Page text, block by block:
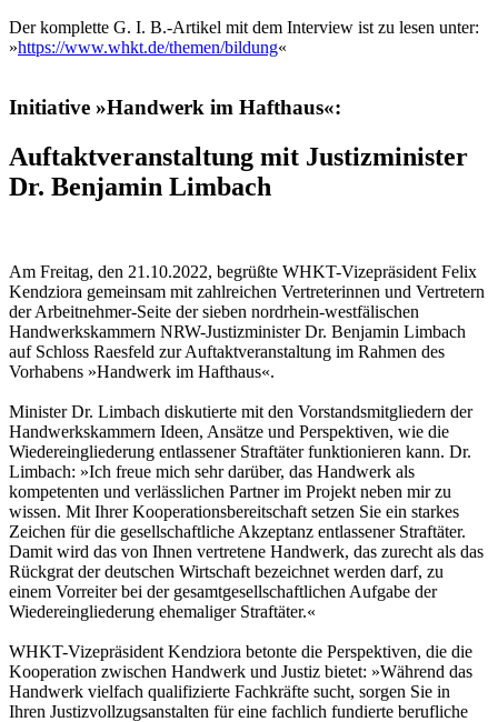
Der komplette G. I. B.-Artikel mit dem Interview ist zu lesen unter:
»https://www.whkt.de/themen/bildung«
Initiative »Handwerk im Hafthaus«:
Auftaktveranstaltung mit Justizminister
Dr. Benjamin Limbach
Am Freitag, den 21.10.2022, begrüßte WHKT-Vizepräsident Felix
Kendziora gemeinsam mit zahlreichen Vertreterinnen und Vertretern
der Arbeitnehmer-Seite der sieben nordrhein-westfälischen
Handwerkskammern NRW-Justizminister Dr. Benjamin Limbach
auf Schloss Raesfeld zur Auftaktveranstaltung im Rahmen des
Vorhabens »Handwerk im Hafthaus«.
Minister Dr. Limbach diskutierte mit den Vorstandsmitgliedern der
Handwerkskammern Ideen, Ansätze und Perspektiven, wie die
Wiedereingliederung entlassener Straftäter funktionieren kann. Dr.
Limbach: »Ich freue mich sehr darüber, das Handwerk als
kompetenten und verlässlichen Partner im Projekt neben mir zu
wissen. Mit Ihrer Kooperationsbereitschaft setzen Sie ein starkes
Zeichen für die gesellschaftliche Akzeptanz entlassener Straftäter.
Damit wird das von Ihnen vertretene Handwerk, das zurecht als das
Rückgrat der deutschen Wirtschaft bezeichnet werden darf, zu
einem Vorreiter bei der gesamtgesellschaftlichen Aufgabe der
Wiedereingliederung ehemaliger Straftäter.«
WHKT-Vizepräsident Kendziora betonte die Perspektiven, die die
Kooperation zwischen Handwerk und Justiz bietet: »Während das
Handwerk vielfach qualifizierte Fachkräfte sucht, sorgen Sie in
Ihren Justizvollzugsanstalten für eine fachlich fundierte berufliche